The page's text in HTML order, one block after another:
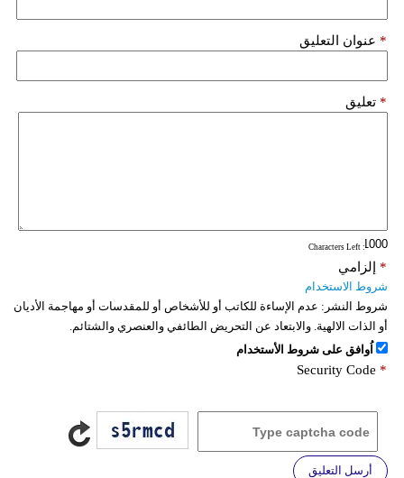
عنوان التعليق *
تعليق *
: Characters Left
إلزامي *
شروط الاستخدام
شروط النشر: عدم الإساءة للكاتب أو للأشخاص أو للمقدسات أو مهاجمة الأديان
أو الذات الالهية. والابتعاد عن التحريض الطائفي والعنصري والشتائم.
اُوافق على شروط الأستخدام
Security Code *
أرسل التعليق